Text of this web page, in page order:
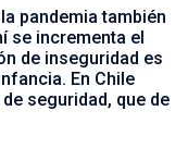
pandemia también
se incrementa el
de inseguridad es
En Chile
seguridad, que de